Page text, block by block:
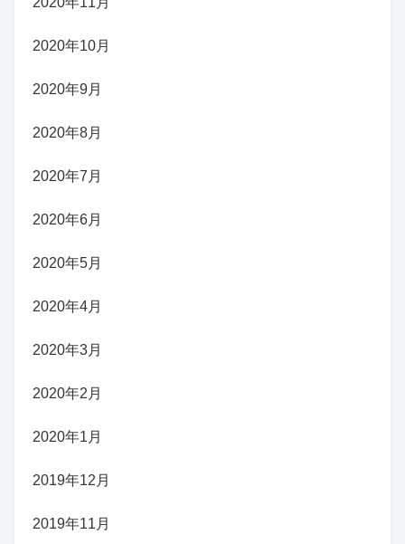
2020年10月
2020年9月
2020年8月
2020年7月
2020年6月
2020年5月
2020年4月
2020年3月
2020年2月
2020年1月
2019年12月
2019年11月